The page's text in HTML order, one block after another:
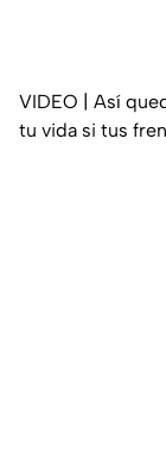
VIDEO | Así
tu vida si tus